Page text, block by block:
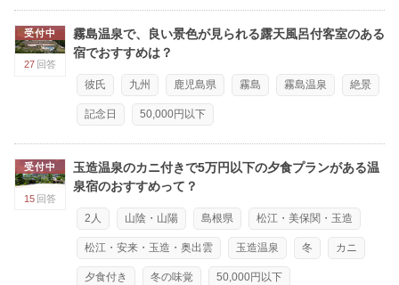
受付中
27 回答
霧島温泉で、良い景色が見られる露天風呂付客室のある
宿でおすすめは？
彼氏 九州 鹿児島県 霧島 霧島温泉 絶景
記念日 50,000円以下
受付中
15 回答
玉造温泉のカニ付きで5万円以下の夕食プランがある温
泉宿のおすすめって？
2人 山陰・山陽 島根県 松江・美保関・玉造
松江・安来・玉造・奥出雲 玉造温泉 冬 カニ
夕食付き 冬の味覚 50,000円以下